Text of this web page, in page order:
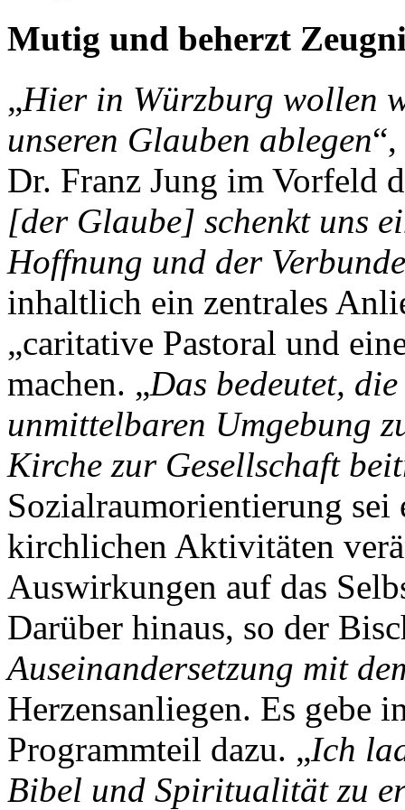
Mutig und beherzt
„Hier in Würzburg wollen
unseren Glauben ablegen
Dr. Franz Jung im Vorfeld
[der Glaube] schenkt uns
Hoffnung und der
inhaltlich ein zentrales
„caritative Pastoral und
machen. „Das bedeutet,
unmittelbaren Umgebung
Kirche zur Gesellschaft
Sozialraumorientierung
kirchlichen Aktivitäten
Auswirkungen auf das
Darüber hinaus, so der
Auseinandersetzung mit
Herzensanliegen. Es gebe
Programmteil dazu. „Ich
Bibel und Spiritualität zu